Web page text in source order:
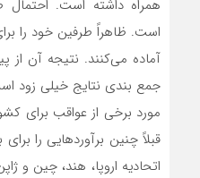
همراه داشته است.
است. ظاهراً طرفین خود را
آماده‌ می‌کنند. نتیجه آن
جمع بندی نتایج خیلی زود
مورد برخی از عواقب برای
قبلاً چنین برآوردهایی را
اتحادیه اروپا، هند، چین و